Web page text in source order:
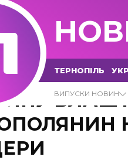
ТЕРНОПІЛЬ
ВИПУСКИ НОВИН